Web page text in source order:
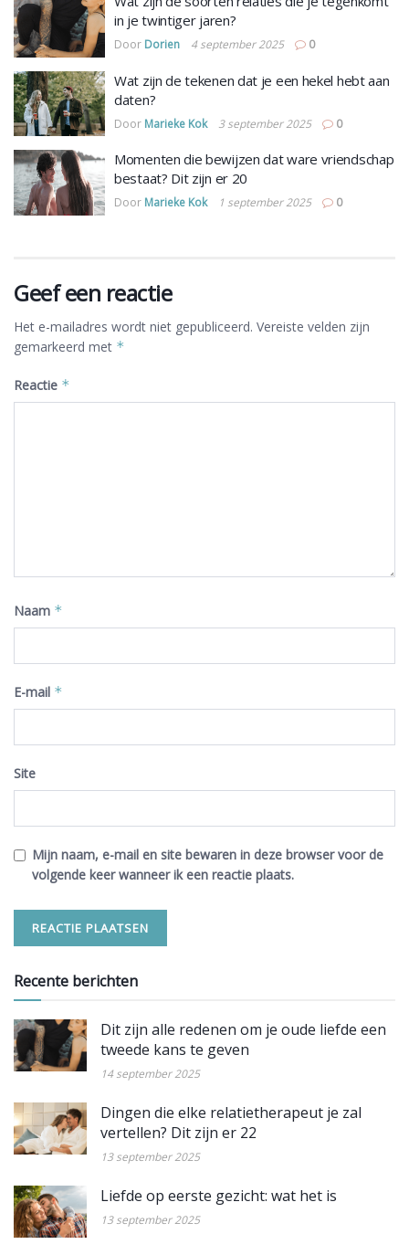
in je twintiger jaren?
Door Dorien 4 september 2025 0
Wat zijn de tekenen dat je een hekel hebt aan
daten?
Door Marieke Kok 3 september 2025 0
Momenten die bewijzen dat ware vriendschap
bestaat? Dit zijn er 20
Door Marieke Kok 1 september 2025 0
Geef een reactie
Het e-mailadres wordt niet gepubliceerd. Vereiste velden zijn
gemarkeerd met *
Reactie *
Naam *
E-mail *
Site
Mijn naam, e-mail en site bewaren in deze browser voor de
volgende keer wanneer ik een reactie plaats.
Recente berichten
Dit zijn alle redenen om je oude liefde een
tweede kans te geven
14 september 2025
Dingen die elke relatietherapeut je zal
vertellen? Dit zijn er 22
13 september 2025
Liefde op eerste gezicht: wat het is
13 september 2025